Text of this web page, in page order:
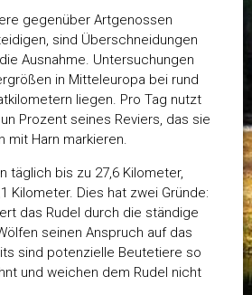
gegenüber Artgenossen
sind Überschneidungen
Ausnahme. Untersuchungen
in Mitteleuropa bei rund
liegen. Pro Tag nutzt
Prozent seines Reviers, das sie
mit Harn markieren.
täglich bis zu 27,6 Kilometer,
Kilometer. Dies hat zwei Gründe:
das Rudel durch die ständige
seinen Anspruch auf das
sind potenzielle Beutetiere so
und weichen dem Rudel nicht